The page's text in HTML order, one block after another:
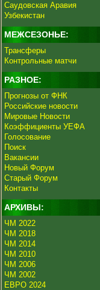
Саудовская Аравия
Узбекистан
МЕЖСЕЗОНЬЕ:
Трансферы
Контрольные матчи
РАЗНОЕ:
Прогнозы от ФНК
Российские новости
Мировые Новости
Коэффициенты УЕФА
Голосование
Поиск
Вакансии
Новый Форум
Старый Форум
Контакты
АРХИВЫ:
ЧМ 2022
ЧМ 2018
ЧМ 2014
ЧМ 2010
ЧМ 2006
ЧМ 2002
ЕВРО 2024